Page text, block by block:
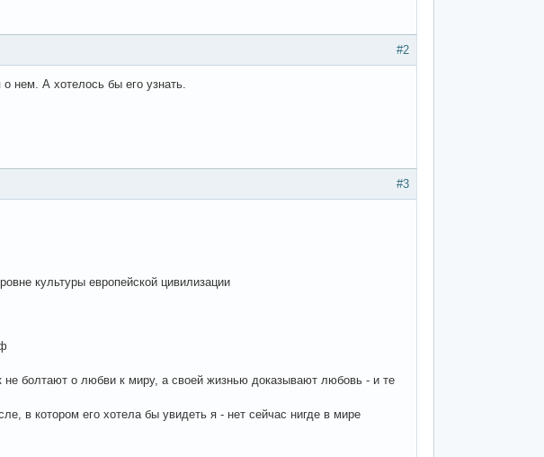
#2
нем. А хотелось бы его узнать.
#3
культуры европейской цивилизации
болтают о любви к миру, а своей жизнью доказывают любовь - и те
в котором его хотела бы увидеть я - нет сейчас нигде в мире